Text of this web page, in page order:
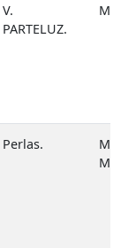
V.
PARTELUZ.
Perlas.
M.